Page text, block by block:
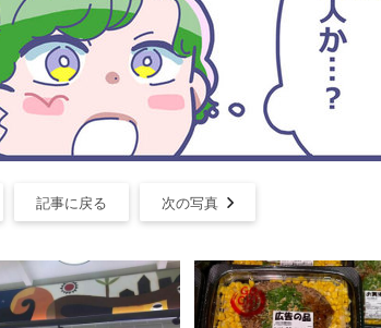
記事に戻る 次の写真